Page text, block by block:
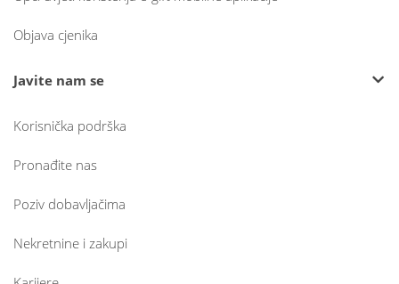
Objava cjenika
Javite nam se
Korisnička podrška
Pronađite nas
Poziv dobavljačima
Nekretnine i zakupi